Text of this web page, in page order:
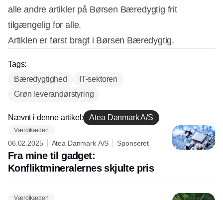
alle andre artikler på Børsen Bæredygtig frit
tilgængelig for alle.
Artiklen er først bragt i Børsen Bæredygtig.
Tags:
Bæredygtighed
IT-sektoren
Grøn leverandørstyring
Nævnt i denne artikel: Atea Danmark A/S
Værdikæden
06.02.2025 Atea Danmark A/S Sponseret
Fra mine til gadget:
Konfliktmineralernes skjulte pris
Værdikæden